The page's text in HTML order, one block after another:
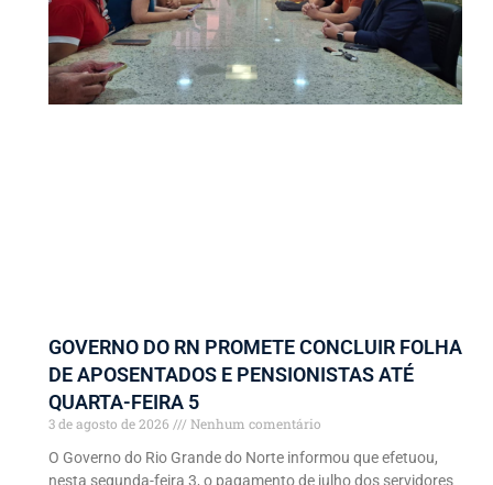
GOVERNO DO RN PROMETE CONCLUIR FOLHA
DE APOSENTADOS E PENSIONISTAS ATÉ
QUARTA-FEIRA 5
3 de agosto de 2026
Nenhum comentário
O Governo do Rio Grande do Norte informou que efetuou,
nesta segunda-feira 3, o pagamento de julho dos servidores